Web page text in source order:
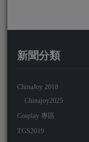
新聞分類
ChinaJoy 2018
Chinajoy2025
Cosplay 專區
TGS2019